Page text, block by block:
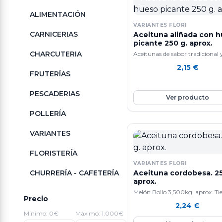
ALIMENTACIÓN
CARNICERIAS
CHARCUTERIA
FRUTERÍAS
PESCADERIAS
POLLERÍA
VARIANTES
FLORISTERÍA
CHURRERÍA - CAFETERÍA
Precio
Mínimo: 0€ Máximo: 1.000€
VARIANTES FLORI
Aceituna aliñada con
picante 250 g. aprox.
Aceitunas de sabor tradicional
2,15 €
Ver producto
VARIANTES FLORI
Aceituna cordobesa.
aprox.
Melón Bollo 3,500kg. aprox.
contiene mucho colágeno.
ayuda a la perdida de peso y a
2,24€